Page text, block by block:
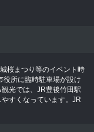
桜まつり等のイベント時
役所に臨時駐車場が設け
光では、JR豊後竹田駅
すくなっています。JR